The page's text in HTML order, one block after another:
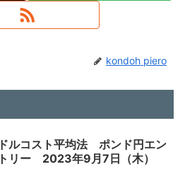
kondoh piero
ドルコスト平均法 ポンド円エン
トリー 2023年9月7日（木）